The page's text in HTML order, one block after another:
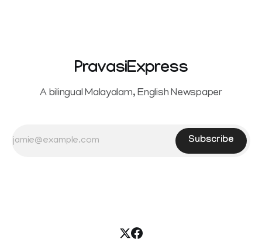
PravasiExpress
A bilingual Malayalam, English Newspaper
Subscribe